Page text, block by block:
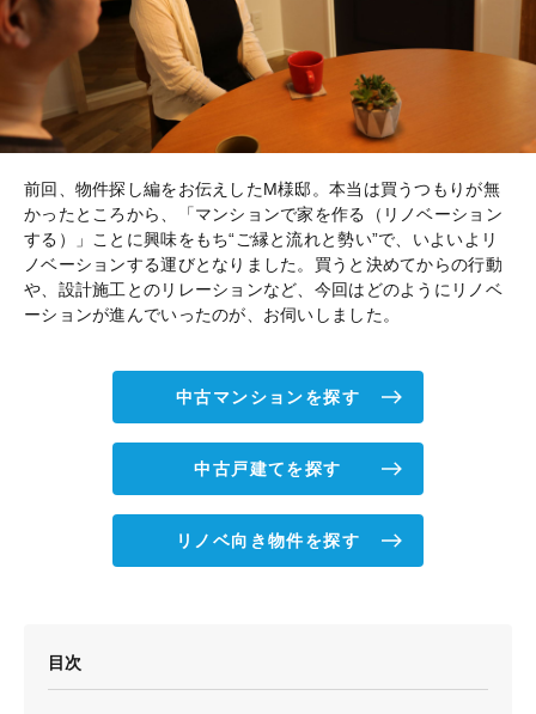
前回、物件探し編をお伝えしたM様邸。本当は買うつもりが無
かったところから、「マンションで家を作る（リノベーション
する）」ことに興味をもち“ご縁と流れと勢い”で、いよいよリ
ノベーションする運びとなりました。買うと決めてからの行動
や、設計施工とのリレーションなど、今回はどのようにリノベ
ーションが進んでいったのが、お伺いしました。
中古マンションを探す
中古戸建てを探す
リノベ向き物件を探す
目次